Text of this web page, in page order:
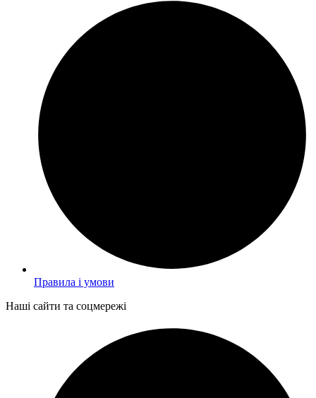
Правила і умови
Наші сайти та соцмережі